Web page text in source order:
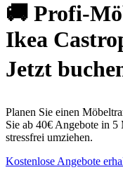
🚚 Profi-
Ikea
Jetzt
Planen Sie einen
Sie ab 40€ Angebote in 5
stressfrei umziehen.
Kostenlose Angebote